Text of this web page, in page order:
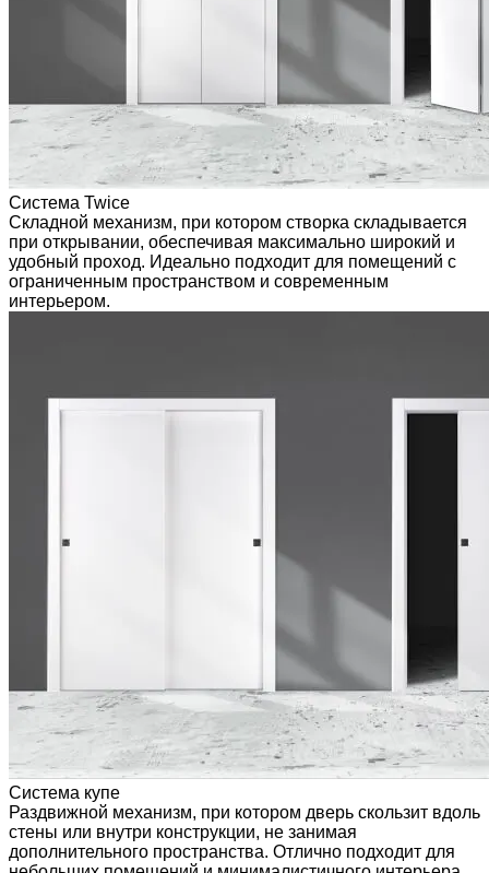
Система Twice
Складной механизм, при котором створка складывается
при открывании, обеспечивая максимально широкий и
удобный проход. Идеально подходит для помещений с
ограниченным пространством и современным
интерьером.
Система купе
Раздвижной механизм, при котором дверь скользит вдоль
стены или внутри конструкции, не занимая
дополнительного пространства. Отлично подходит для